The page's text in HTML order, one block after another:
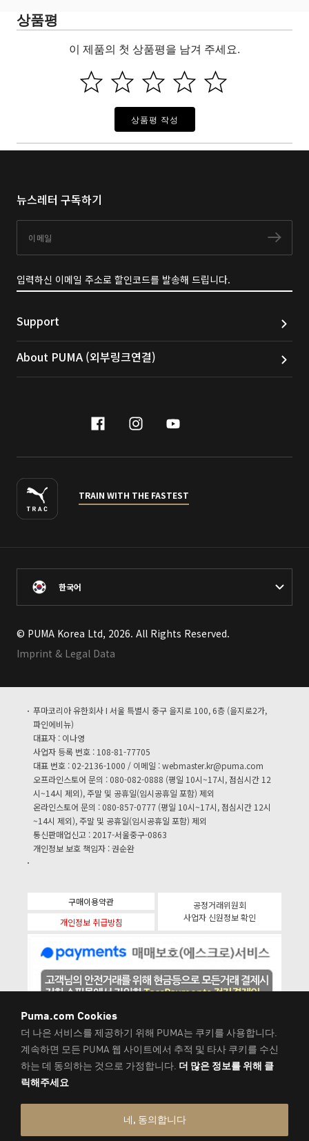
상품평
이 제품의 첫 상품평을 남겨 주세요.
상품평 작성
뉴스레터 구독하기
구독
입력하신 이메일 주소로 할인코드를 발송해 드립니다.
Support
About PUMA (외부링크연결)
facebook
instagram
youtube
TRAIN WITH THE FASTEST
한국어
© PUMA Korea Ltd, 2026. All Rights Reserved.
Imprint & Legal Data
푸마코리아 유한회사 I 서울 특별시 중구 을지로 100, 6층 (을지로2가,
파인에비뉴)
대표자 : 이나영
사업자 등록 번호 : 108-81-77705
대표 번호 : 02-2136-1000 / 이메일 :webmaster.kr@puma.com
오프라인스토어 문의 : 080-082-0888 (평일 10시~17시, 점심시간 12
시~14시 제외), 주말 및 공휴일(임시공휴일 포함) 제외
온라인스토어 문의 : 080-857-0777 (평일 10시~17시, 점심시간 12시
~14시 제외), 주말 및 공휴일(임시공휴일 포함) 제외
통신판매업신고 : 2017-서울중구-0863
개인정보 보호 책임자 : 권순완
구매이용약관
개인정보 취급방침
공정거래위원회
사업자 신원정보 확인